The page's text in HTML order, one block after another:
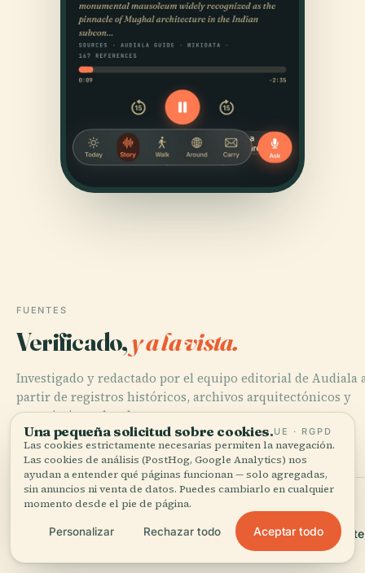
FUENTES
Verificado,y a la vista.
Investigado y redactado por el equipo editorial de Audiala
partir de registros históricos, archivos arquitectónicos y
conocimiento local.
Última revisión: August 2025
Albert Schweitzer Memorial in Weimar: Visiting Hours,
Tickets, and Historical Significance (2025)
[https://www.weimar.de/kultur/sehenswuerdigkeiten/
Una pequeña solicitud sobre cookies.UE · RGPD
Las cookies estrictamente necesarias permiten la navegación.
Las cookies de análisis (PostHog, Google Analytics) nos
ayudan a entender qué páginas funcionan — solo agregadas,
sin anuncios ni venta de datos. Puedes cambiarlo en cualquier
momento desde el pie de página.
Personalizar Rechazar todo Aceptar todo